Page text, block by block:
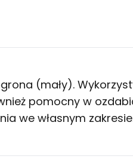
(mały).
pomocny w
we własnym